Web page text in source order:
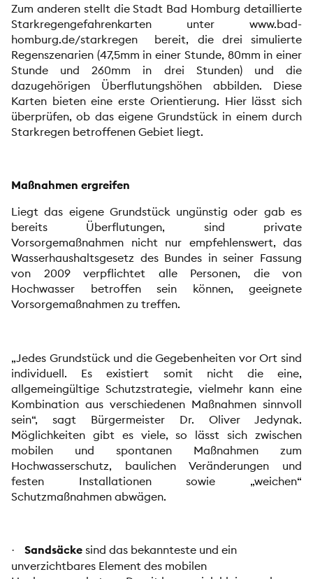
Zum anderen stellt die Stadt Bad Homburg detaillierte
Starkregengefahrenkarten unter www.bad-
homburg.de/starkregen
bereit, die drei simulierte
Regenszenarien (47,5mm in einer Stunde, 80mm in einer
Stunde und 260mm in drei Stunden) und die
dazugehörigen Überflutungshöhen abbilden. Diese
Karten bieten eine erste Orientierung. Hier lässt sich
überprüfen, ob das eigene Grundstück in einem durch
Starkregen betroffenen Gebiet liegt.
Maßnahmen ergreifen
Liegt das eigene Grundstück ungünstig oder gab es
bereits Überflutungen, sind private
Vorsorgemaßnahmen nicht nur empfehlenswert, das
Wasserhaushaltsgesetz des Bundes in seiner Fassung
von 2009 verpflichtet alle Personen, die von
Hochwasser betroffen sein können, geeignete
Vorsorgemaßnahmen zu treffen.
„Jedes Grundstück und die Gegebenheiten vor Ort sind
individuell. Es existiert somit nicht die eine,
allgemeingültige Schutzstrategie, vielmehr kann eine
Kombination aus verschiedenen Maßnahmen sinnvoll
sein“, sagt Bürgermeister Dr. Oliver Jedynak.
Möglichkeiten gibt es viele, so lässt sich zwischen
mobilen und spontanen Maßnahmen zum
Hochwasserschutz, baulichen Veränderungen und
festen Installationen sowie „weichen“
Schutzmaßnahmen abwägen.
· Sandsäcke sind das bekannteste und ein
unverzichtbares Element des mobilen